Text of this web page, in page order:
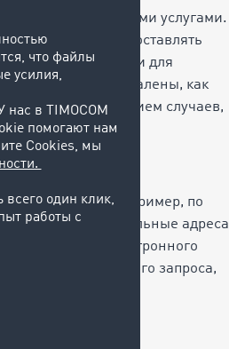
нашими услугами.
продолжаем предоставлять
договора или для
данные будут удалены, как
за исключением случаев,
отправлять, например, по
или на персональные адреса
вам электронного
обработку вашего запроса,